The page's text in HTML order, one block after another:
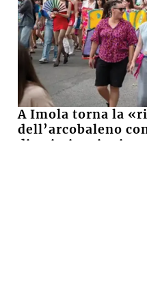
A Imola torna la
dell’arcobaleno
discriminazioni